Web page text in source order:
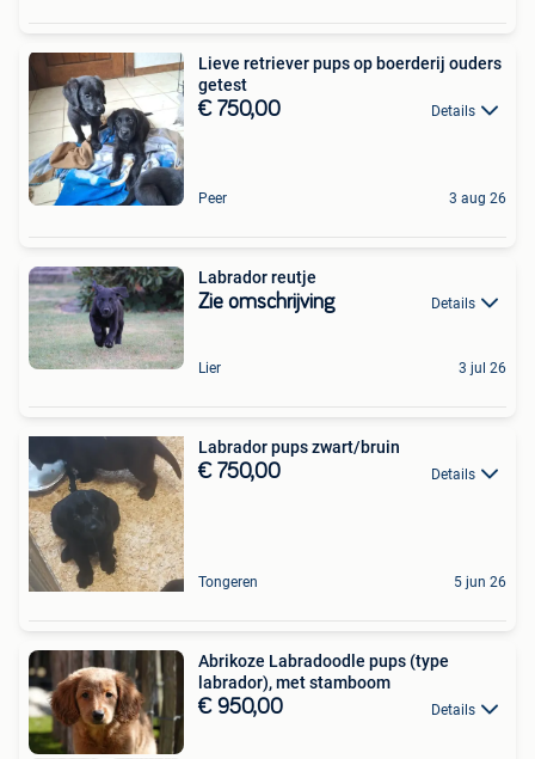
Lieve retriever pups op boerderij ouders
getest
€ 750,00 Details
Peer 3 aug 26
Labrador reutje
Zie omschrijving Details
Lier 3 jul 26
Labrador pups zwart/bruin
€ 750,00 Details
Tongeren 5 jun 26
Abrikoze Labradoodle pups (type
labrador), met stamboom
€ 950,00 Details